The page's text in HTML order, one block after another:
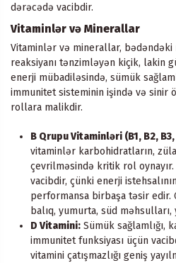
dərəcədə vacibdir.
Vitaminlər və Minerallar
Vitaminlər və minerallar,
reaksiyanı tənzimləyən kiçik, lakin
enerji mübadiləsində, sümük
immunitet sisteminin işində və sinir
rollara malikdir.
B Qrupu Vitaminləri (B1, B2,
vitaminlər karbohidratların,
çevrilməsində kritik rol oynayır.
vacibdir, çünki enerji
performansa birbaşa təsir edir.
balıq, yumurta, süd
D Vitamini: Sümük sağlamlığı,
immunitet funksiyası üçün
vitamini çatışmazlığı geniş